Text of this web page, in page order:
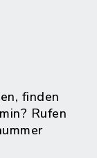
finden
Rufen